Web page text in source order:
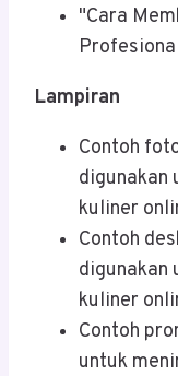
"Cara
Lampiran
Contoh
digunakan
kuliner
Contoh
digunakan
kuliner
Contoh
untuk